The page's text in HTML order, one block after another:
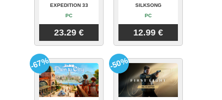
EXPEDITION 33
PC
23.29 €
SILKSONG
PC
12.99 €
-67% -50%